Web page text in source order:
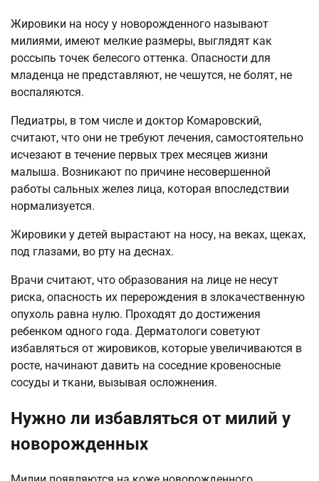
Жировики на носу у новорожденного называют
милиями, имеют мелкие размеры, выглядят как
россыпь точек белесого оттенка. Опасности для
младенца не представляют, не чешутся, не болят, не
воспаляются.
Педиатры, в том числе и доктор Комаровский,
считают, что они не требуют лечения, самостоятельно
исчезают в течение первых трех месяцев жизни
малыша. Возникают по причине несовершенной
работы сальных желез лица, которая впоследствии
нормализуется.
Жировики у детей вырастают на носу, на веках, щеках,
под глазами, во рту на деснах.
Врачи считают, что образования на лице не несут
риска, опасность их перерождения в злокачественную
опухоль равна нулю. Проходят до достижения
ребенком одного года. Дерматологи советуют
избавляться от жировиков, которые увеличиваются в
росте, начинают давить на соседние кровеносные
сосуды и ткани, вызывая осложнения.
Нужно ли избавляться от милий у
новорожденных